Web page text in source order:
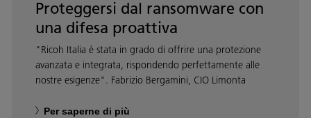
Proteggersi dal ransomware con
una difesa proattiva
"Ricoh Italia è stata in grado di offrire una protezione
avanzata e integrata, rispondendo perfettamente alle
nostre esigenze". Fabrizio Bergamini, CIO Limonta
Per saperne di più